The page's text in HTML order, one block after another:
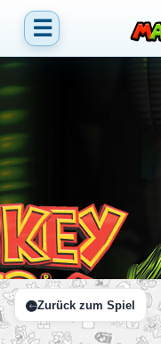
☰
Zurück zum Spiel